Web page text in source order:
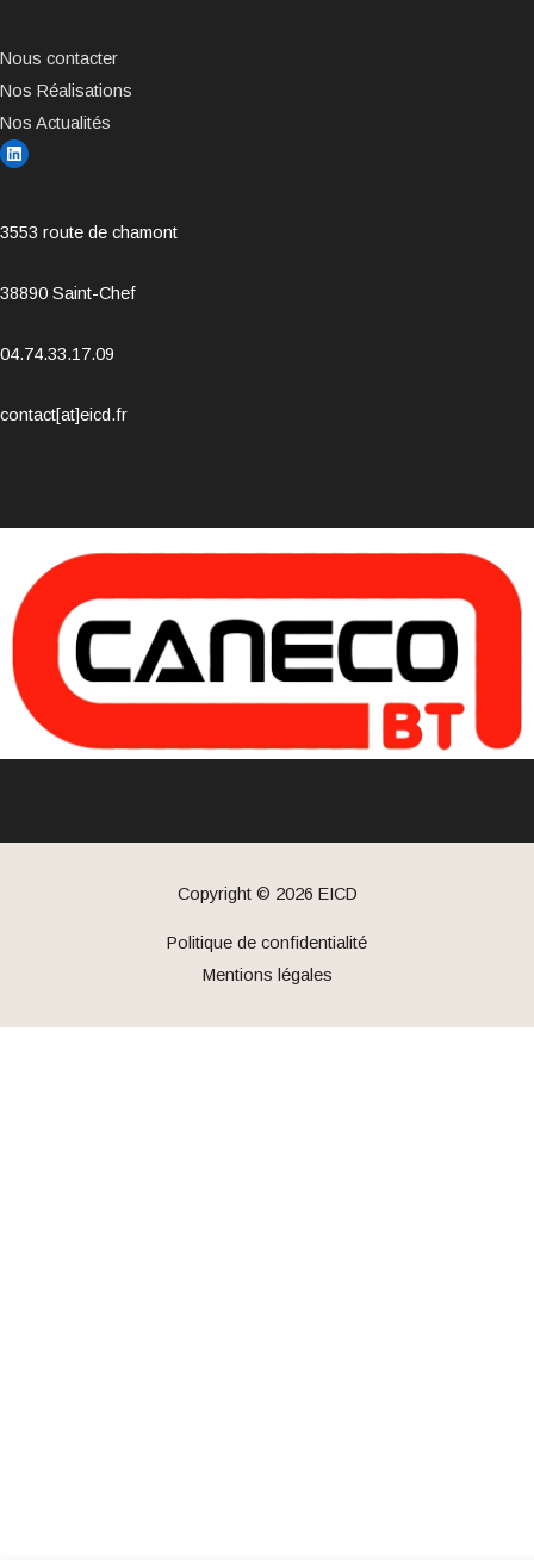
Nous contacter
Nos Réalisations
Nos Actualités
3553 route de chamont
38890 Saint-Chef
04.74.33.17.09
contact[at]eicd.fr
Copyright © 2026 EICD
Politique de confidentialité
Mentions légales